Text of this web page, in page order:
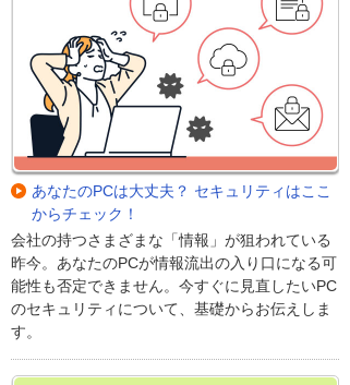
あなたのPCは大丈夫？ セキュリティはここ
からチェック！
会社の持つさまざまな「情報」が狙われている
昨今。あなたのPCが情報流出の入り口になる可
能性も否定できません。今すぐに見直したいPC
のセキュリティについて、基礎からお伝えしま
す。